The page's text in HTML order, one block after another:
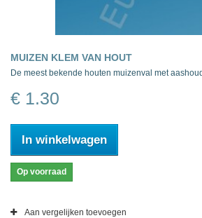
MUIZEN KLEM VAN HOUT
De meest bekende houten muizenval met
€ 1.30
In winkelwagen
Op voorraad
Aan vergelijken toevoegen